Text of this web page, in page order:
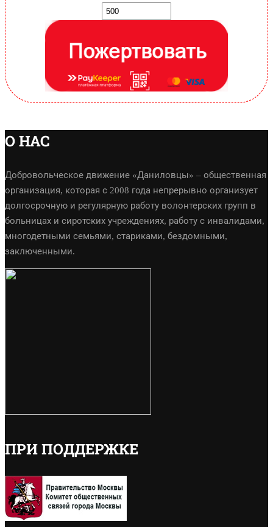
О НАС
Добровольческое движение «Даниловцы» – общественная
организация, которая с 2008 года непрерывно организует
долгосрочную и регулярную работу волонтерских групп в
больницах и сиротских учреждениях, работу с инвалидами,
многодетными семьями, стариками, бездомными,
заключенными.
ПРИ ПОДДЕРЖКЕ